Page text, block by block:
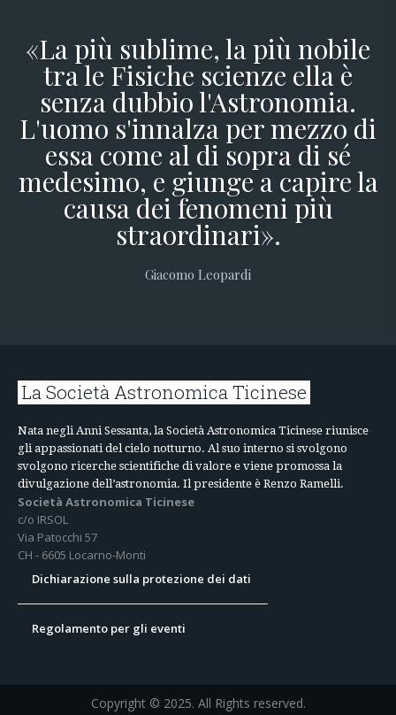
«La più sublime, la più nobile
tra le Fisiche scienze ella è
senza dubbio l'Astronomia.
L'uomo s'innalza per mezzo di
essa come al di sopra di sé
medesimo, e giunge a capire la
causa dei fenomeni più
straordinari».
Giacomo Leopardi
La Società Astronomica Ticinese
Nata negli Anni Sessanta, la Società Astronomica Ticinese riunisce
gli appassionati del cielo notturno. Al suo interno si svolgono
svolgono ricerche scientifiche di valore e viene promossa la
divulgazione dell’astronomia. Il presidente è Renzo Ramelli.
Società Astronomica Ticinese
c/o IRSOL
Via Patocchi 57
CH - 6605 Locarno-Monti
Dichiarazione sulla protezione dei dati
Regolamento per gli eventi
Copyright © 2025. All Rights reserved.